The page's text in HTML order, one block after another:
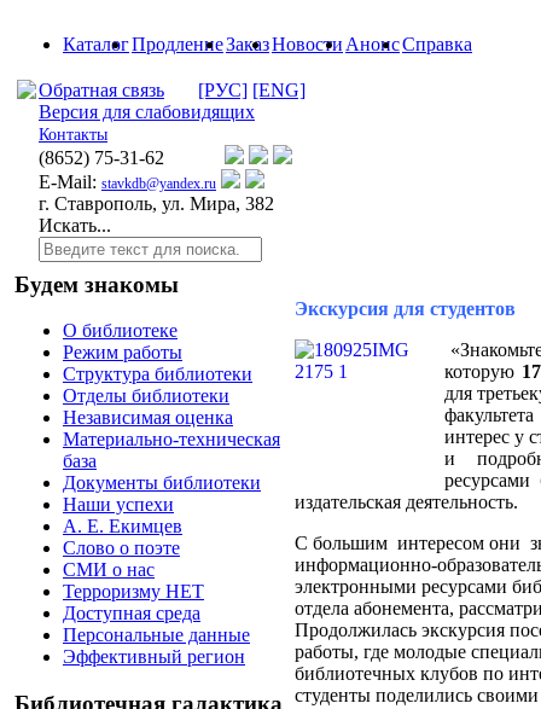
КаталогПродлениеЗаказНовости АнонсСправка
Обратная связь [РУС] [ENG]
Версия для слабовидящих
Контакты
(8652) 75-31-62
E-Mail: stavkdb@yandex.ru
г. Ставрополь, ул. Мира, 382
Искать...
Будем знакомы
О библиотеке
Режим работы
Структура библиотеки
Отделы библиотеки
Независимая оценка
Материально-техническая
база
Документы библиотеки
Наши успехи
А. Е. Екимцев
Слово о поэте
СМИ о нас
Терроризму НЕТ
Доступная среда
Персональные данные
Эффективный регион
Библиотечная галактика
Экскурсия для студентов
которую
для
интерес у
и
издательская деятельность.
С большим интересом они
информационно-
электронными ресурсами
отдела абонемента,
Продолжилась экскурсия
работы, где молодые
библиотечных клубов по
студенты поделились